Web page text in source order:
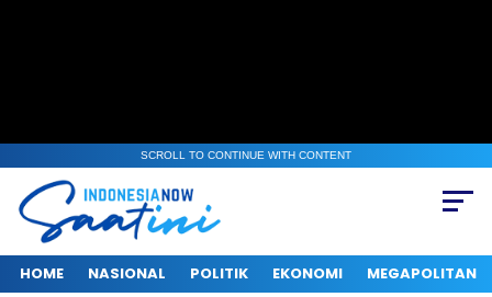
SCROLL TO CONTINUE WITH CONTENT
HOME NASIONAL POLITIK EKONOMI MEGAPOLITAN